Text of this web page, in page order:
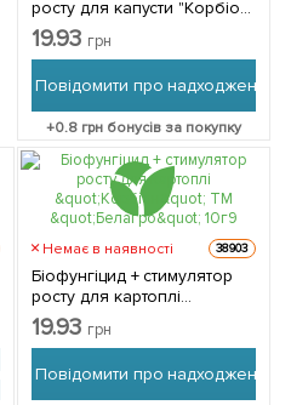
росту для капусти "Корбіон"
ТМ "Белагро" 10г
19.93 грн
Повідомити про надходження
+0.8 грн бонусів за покупку
Немає в наявності 38903
Біофунгіцид + стимулятор
росту для картоплі
"Корбіон" ТМ "Белагро" 10г
19.93 грн
Повідомити про надходження